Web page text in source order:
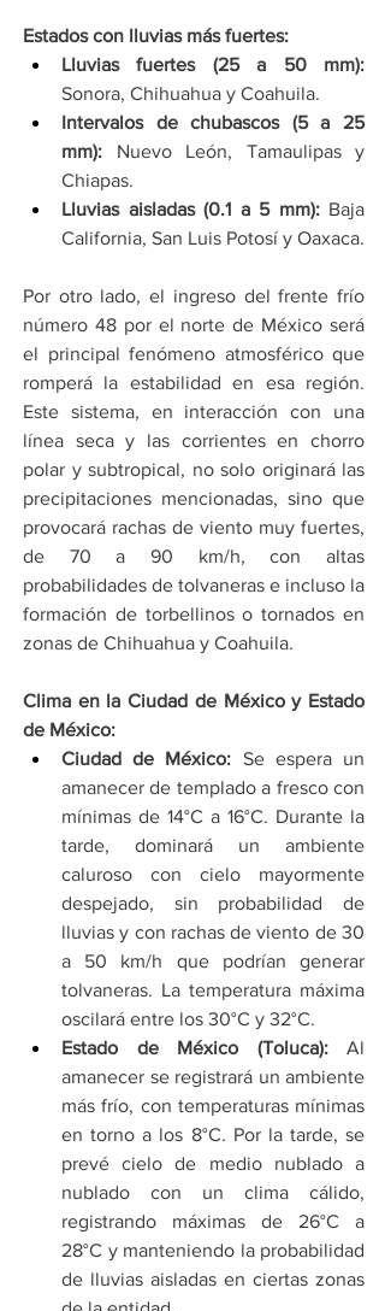
Estados con lluvias más fuertes:
Lluvias fuertes (25 a 50 mm):
Sonora, Chihuahua y Coahuila.
Intervalos de chubascos (5 a 25
mm): Nuevo León, Tamaulipas y
Chiapas.
Lluvias aisladas (0.1 a 5 mm): Baja
California, San Luis Potosí y Oaxaca.
Por otro lado, el ingreso del frente frío
número 48 por el norte de México será
el principal fenómeno atmosférico que
romperá la estabilidad en esa región.
Este sistema, en interacción con una
línea seca y las corrientes en chorro
polar y subtropical, no solo originará las
precipitaciones mencionadas, sino que
provocará rachas de viento muy fuertes,
de 70 a 90 km/h, con altas
probabilidades de tolvaneras e incluso la
formación de torbellinos o tornados en
zonas de Chihuahua y Coahuila.
Clima en la Ciudad de México y Estado
de México:
Ciudad de México: Se espera un
amanecer de templado a fresco con
mínimas de 14°C a 16°C. Durante la
tarde, dominará un ambiente
caluroso con cielo mayormente
despejado, sin probabilidad de
lluvias y con rachas de viento de 30
a 50 km/h que podrían generar
tolvaneras. La temperatura máxima
oscilará entre los 30°C y 32°C.
Estado de México (Toluca): Al
amanecer se registrará un ambiente
más frío, con temperaturas mínimas
en torno a los 8°C. Por la tarde, se
prevé cielo de medio nublado a
nublado con un clima cálido,
registrando máximas de 26°C a
28°C y manteniendo la probabilidad
de lluvias aisladas en ciertas zonas